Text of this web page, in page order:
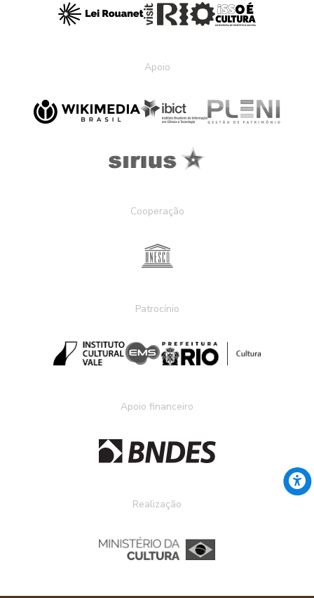
Apoio
Cooperação
Patrocínio
Apoio financeiro
Realização